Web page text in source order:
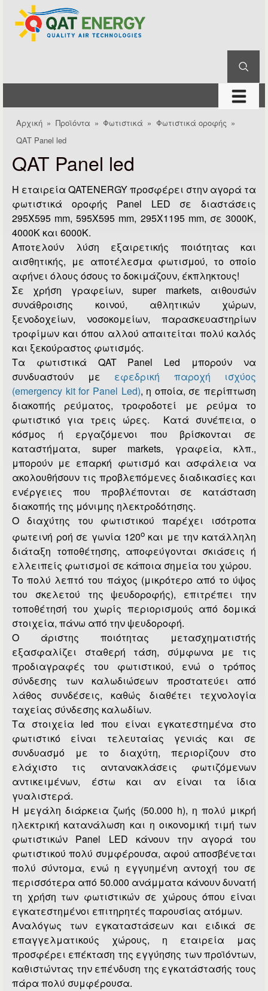
κυρίως περιεχόμενο
QAT
Energy
μενού
Είστε εδώ
Αρχική » Προϊόντα » Φωτιστικά » Φωτιστικά οροφής »
QAT Panel led
QAT Panel led
H εταιρεία QATENERGY προσφέρει στην αγορά τα
φωτιστικά οροφής Panel LED σε διαστάσεις
295Χ595 mm, 595Χ595 mm, 295Χ1195 mm, σε 3000Κ,
4000Κ και 6000Κ.
Αποτελούν λύση εξαιρετικής ποιότητας και
αισθητικής, με αποτέλεσμα φωτισμού, το οποίο
αφήνει όλους όσους το δοκιμάζουν, έκπληκτους!
Σε χρήση γραφείων, super markets, αιθουσών
συνάθρoισης κοινού, αθλητικών χώρων,
ξενοδοχείων, νοσοκομείων, παρασκευαστηρίων
τροφίμων και όπου αλλού απαιτείται πολύ καλός
και ξεκούραστος φωτισμός.
Τα φωτιστικά QAT Panel Led μπορούν να
συνδυαστούν με εφεδρική παροχή ισχύος
(emergency kit for Panel Led), η οποία, σε περίπτωση
διακοπής ρεύματος, τροφοδοτεί με ρεύμα το
φωτιστικό για τρεις ώρες. Κατά συνέπεια, ο
κόσμος ή εργαζόμενοι που βρίσκονται σε
καταστήματα, super markets, γραφεία, κλπ.,
μπορούν με επαρκή φωτισμό και ασφάλεια να
ακολουθήσουν τις προβλεπόμενες διαδικασίες και
ενέργειες που προβλέπονται σε κατάσταση
διακοπής της μόνιμης ηλεκτροδότησης.
Ο διαχύτης του φωτιστικού παρέχει ισότροπα
φωτεινή ροή σε γωνία 120οκαι με την κατάλληλη
διάταξη τοποθέτησης, αποφεύγονται σκιάσεις ή
ελλειπείς φωτισμοί σε κάποια σημεία του χώρου.
Το πολύ λεπτό του πάχος (μικρότερο από το ύψος
του σκελετού της ψευδοροφής), επιτρέπει την
τοποθέτησή του χωρίς περιορισμούς από δομικά
στοιχεία, πάνω από την ψευδοροφή.
Ο άριστης ποιότητας μετασχηματιστής
εξασφαλίζει σταθερή τάση, σύμφωνα με τις
προδιαγραφές του φωτιστικού, ενώ ο τρόπος
σύνδεσης των καλωδιώσεων προστατεύει από
λάθος συνδέσεις, καθώς διαθέτει τεχνολογία
ταχείας σύνδεσης καλωδίων.
Τα στοιχεία led που είναι εγκατεστημένα στο
φωτιστικό είναι τελευταίας γενιάς και σε
συνδυασμό με το διαχύτη, περιορίζουν στο
ελάχιστο τις αντανακλάσεις φωτιζόμενων
αντικειμένων, έστω και αν είναι τα ίδια
γυαλιστερά.
Η μεγάλη διάρκεια ζωής (50.000 h), η πολύ μικρή
ηλεκτρική κατανάλωση και η οικονομική τιμή των
φωτιστικών Panel LED κάνουν την αγορά του
φωτιστικού πολύ συμφέρουσα, αφού αποσβένεται
πολύ σύντομα, ενώ η εγγυημένη αντοχή του σε
περισσότερα από 50.000 ανάμματα κάνουν δυνατή
τη χρήση των φωτιστικών σε χώρους όπου είναι
εγκατεστημένοι επιτηρητές παρουσίας ατόμων.
Αναλόγως των εγκαταστάσεων και ειδικά σε
επαγγελματικούς χώρους, η εταιρεία μας
προσφέρει επέκταση της εγγύησης των προϊόντων,
καθιστώντας την επένδυση της εγκατάστασής τους
πάρα πολύ συμφέρουσα.